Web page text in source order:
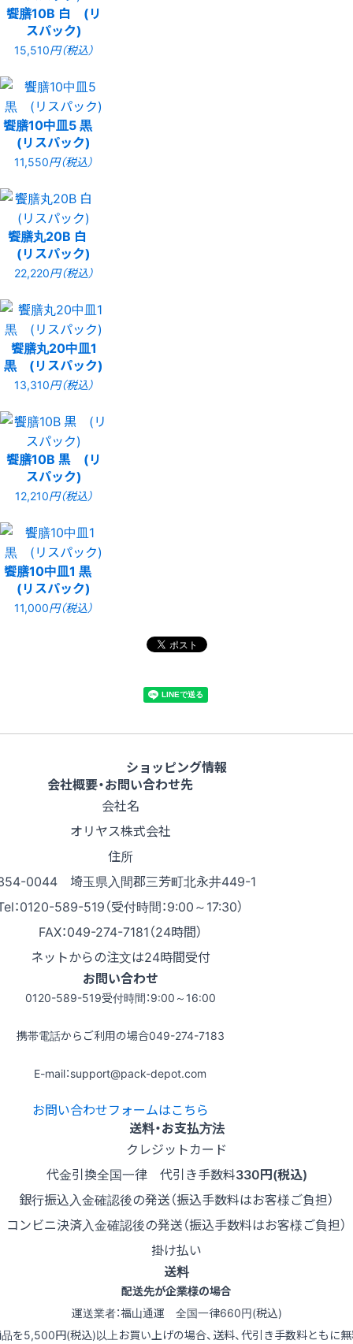
饗膳10B 白 (リ
スパック)
15,510円（税込）
饗膳10中皿5 黒
(リスパック)
11,550円（税込）
饗膳丸20B 白
(リスパック)
22,220円（税込）
饗膳丸20中皿1
黒 (リスパック)
13,310円（税込）
饗膳10B 黒 (リ
スパック)
12,210円（税込）
饗膳10中皿1 黒
(リスパック)
11,000円（税込）
ショッピング情報
会社概要・お問い合わせ先
会社名
オリヤス株式会社
住所
0044 埼玉県入間郡三芳町北永井449-1
：0120-589-519（受付時間：9:00～17:30）
FAX：049-274-7181（24時間）
ネットからの注文は24時間受付
お問い合わせ
0120-589-519受付時間：9:00～16:00
携帯電話からご利用の場合049-274-7183
E-mail：support@pack-depot.com
お問い合わせフォームはこちら
送料・お支払方法
クレジットカード
代金引換全国一律 代引き手数料330円(税込)
銀行振込入金確認後の発送（振込手数料はお客様ご負担）
コンビニ決済入金確認後の発送（振込手数料はお客様ご負担）
掛け払い
送料
配送先が企業様の場合
運送業者：福山通運 全国一律660円(税込)
品を5,500円(税込)以上お買い上げの場合、送料、代引き手数料ともに無